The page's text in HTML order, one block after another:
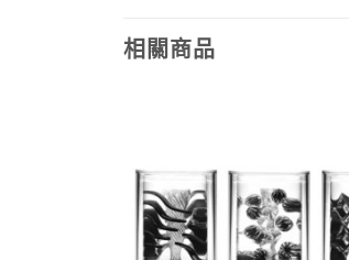
相關商品